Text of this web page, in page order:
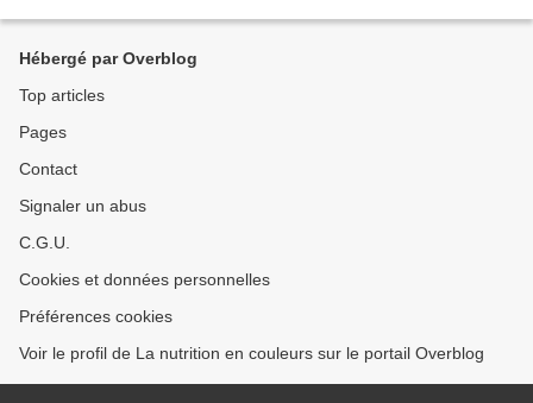
Hébergé par Overblog
Top articles
Pages
Contact
Signaler un abus
C.G.U.
Cookies et données personnelles
Préférences cookies
Voir le profil de La nutrition en couleurs sur le portail Overblog